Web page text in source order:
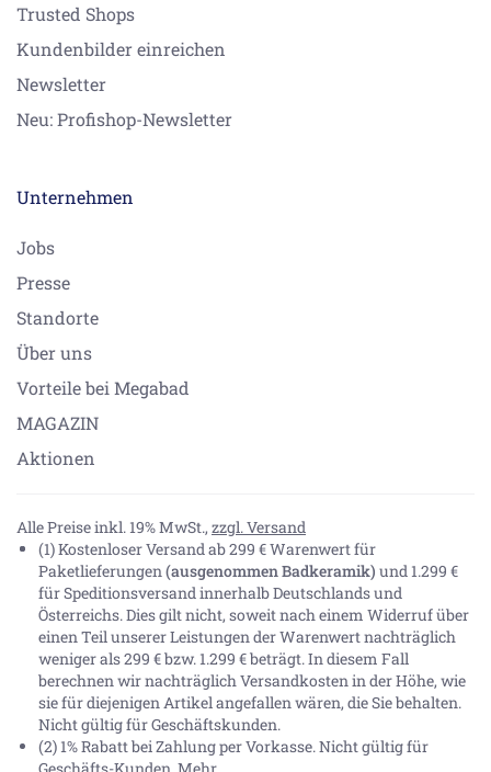
Trusted Shops
Kundenbilder einreichen
Newsletter
Neu: Profishop-Newsletter
Unternehmen
Jobs
Presse
Standorte
Über uns
Vorteile bei Megabad
MAGAZIN
Aktionen
Alle Preise inkl. 19% MwSt., zzgl. Versand
(1) Kostenloser Versand ab 299 € Warenwert für
Paketlieferungen(ausgenommen Badkeramik) und 1.299 €
für Speditionsversand innerhalb Deutschlands und
Österreichs. Dies gilt nicht, soweit nach einem Widerruf über
einen Teil unserer Leistungen der Warenwert nachträglich
weniger als 299 € bzw. 1.299 € beträgt. In diesem Fall
berechnen wir nachträglich Versandkosten in der Höhe, wie
sie für diejenigen Artikel angefallen wären, die Sie behalten.
Nicht gültig für Geschäftskunden.
(2) 1% Rabatt bei Zahlung per Vorkasse. Nicht gültig für